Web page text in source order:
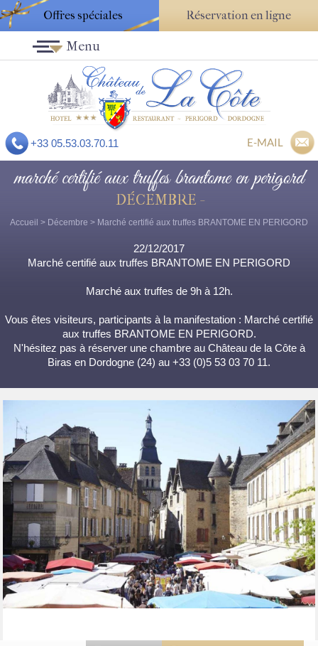
Offres spéciales Réservation en ligne
+33 05.53.03.70.11 E-MAIL
Menu
marché certifié aux truffes brantome en perigord
DÉCEMBRE -
Accueil > Décembre > Marché certifié aux truffes BRANTOME EN PERIGORD
22/12/2017
Marché certifié aux truffes BRANTOME EN PERIGORD
Marché aux truffes de 9h à 12h.
Vous êtes visiteurs, participants à la manifestation : Marché certifié
aux truffes BRANTOME EN PERIGORD.
N'hésitez pas à réserver une chambre au Château de la Côte à
Biras en Dordogne (24) au +33 (0)5 53 03 70 11.